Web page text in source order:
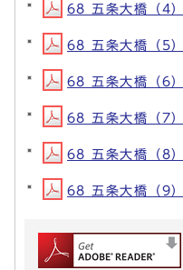
68 五条大橋（4
68 五条大橋（5
68 五条大橋（6
68 五条大橋（7
68 五条大橋（8
68 五条大橋（9